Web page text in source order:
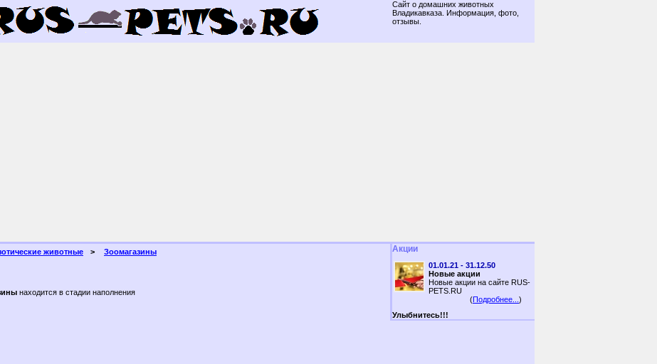
Сайт о домашних животных
Владикавказа. Информация, фото,
отзывы.
животные Зоомагазины
находится в стадии наполнения
Акции
01.01.21 - 31.12.50
Новые акции
Новые акции на сайте RUS-
PETS.RU
(Подробнее... )
Улыбнитесь!!!